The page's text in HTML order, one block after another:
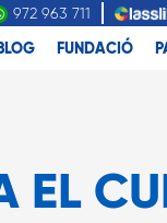
972 963 711
FUNDACIÓ